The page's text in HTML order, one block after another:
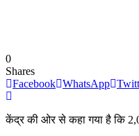
0
Shares
Facebook WhatsApp
केंद्र की ओर से कहा गया है कि